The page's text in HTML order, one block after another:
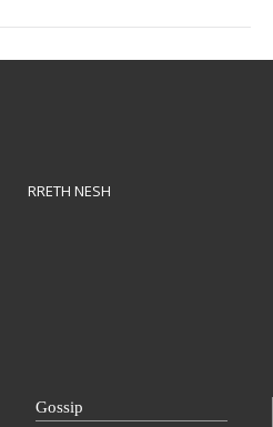
RRETH NESH
Gossip